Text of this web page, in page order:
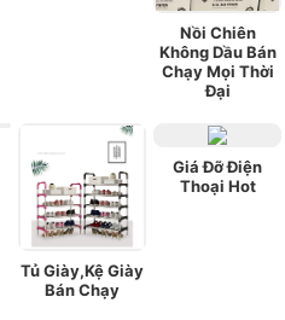
Nồi Chiên
Không Dầu Bán
Chạy Mọi Thời
Đại
Tủ Giày,Kệ Giày
Bán Chạy
Giá Đỡ Điện
Thoại Hot